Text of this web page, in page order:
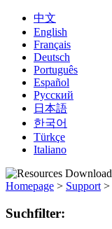
中文
English
Français
Deutsch
Português
Español
Русский
日本語
한국어
Türkçe
Italiano
Homepage > Support >
Suchfilter: